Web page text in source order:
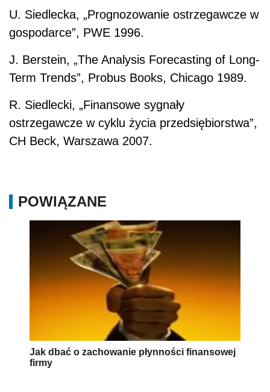
U. Siedlecka, „Prognozowanie ostrzegawcze w
gospodarce”, PWE 1996.
J. Berstein, „The Analysis Forecasting of Long-
Term Trends”, Probus Books, Chicago 1989.
R. Siedlecki, „Finansowe sygnały
ostrzegawcze w cyklu życia przedsiębiorstwa”,
CH Beck, Warszawa 2007.
POWIĄZANE
Jak dbać o zachowanie płynności finansowej
firmy